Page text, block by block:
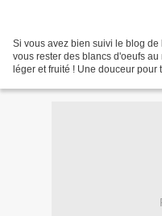
Si vous avez bien suivi le blog
vous rester des blancs d'oeufs
léger et fruité ! Une douceur